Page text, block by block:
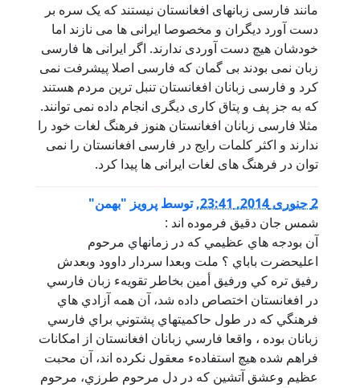
مانند فارسی زبانهای افغانستان نیستند که یک سره بر
دست آورد دیگران و مخصوصا ایرانی ها می نازند اما
خودشان هیچ دست آوردی ندارند. اگر ایرانی ها فارسی
زبان نمی بودند بی گمان که فارسی اصلا پیشرفت نمی
کرد و فارسی زبانان افغانستان تنبل ترین مردم هستند
که به جز پف و پتاق کاری دیگری انجام داده نمی توانند.
مثلا فارسی زبانان افغانستان هنوز فرهنگ لغات خود را
ندارند و اکثر کلمات رایج در فارسی افغانستان را نمی
توان در فرهنگ های لغات ایرانی ها پیدا کرد.
2 جنوری 2014, 23:41 ,توسط پرویز "بهمن"
شمس جان دقيق فرموده اند :
آن بودجه هاي عظيمي كه در زمانهاي مرحوم
اعليحضرت باباي ؟ ملت وبعدا سردار داوود وبعدش
رفيق تره كي ورفيق أمين بخاطر تقويهء زبان فارسي
در افغانستان اختصاص داده شد، آن همه آزادي هاي
فرهنگي كه در طول حاكميتهاي پشتوني براي فارسي
زبانان بوده ، واقعا فارسي زبانان افغانستان از امكانات
فراهم شده هيچ استفادهء معقول نكرده اند، آن محبت
عظيم وعشق آتشين كه در دل مرحوم طرزي، مرحوم